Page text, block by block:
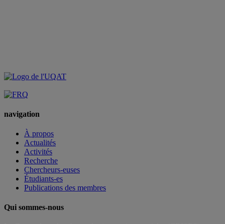
navigation
À propos
Actualités
Activités
Recherche
Chercheurs-euses
Étudiants-es
Publications des membres
Qui sommes-nous